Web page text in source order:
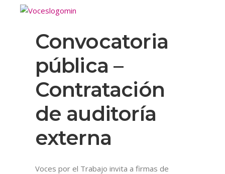
Convocatoria
pública –
Contratación
de auditoría
externa
Voces por el Trabajo invita a firmas de